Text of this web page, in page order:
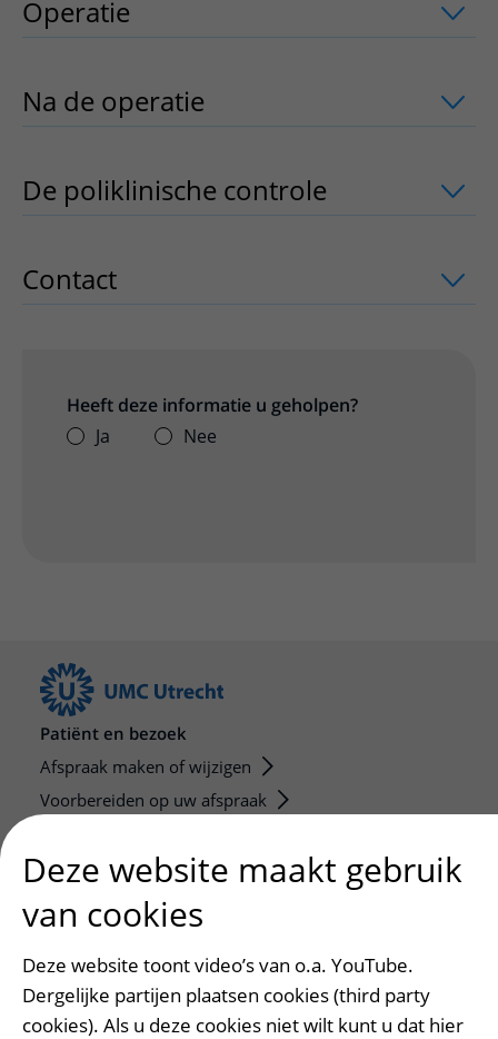
Operatie uitklapper, klik om te openen
Na de operatie uitklapper, klik om te
De poliklinische controle uitklapper,
Contact uitklapper, klik om te openen
Heeft deze informatie u geholpen?
Ja
Nee
Patiënt en bezoek
Afspraak maken of wijzigen
Voorbereiden op uw afspraak
Opvragen kopie dossier
Onderwijs en onderzoek
Onze opleidingen
De Nieuwe Utrechtse School
Deze website maakt gebruik
van cookies
Deze website toont video’s van o.a. YouTube.
Dergelijke partijen plaatsen cookies (third party
cookies). Als u deze cookies niet wilt kunt u dat hier